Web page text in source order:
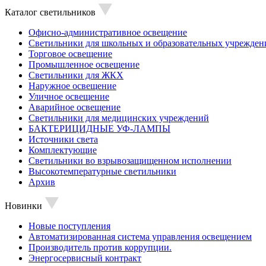
Каталог светильников
Офисно-административное освещение
Светильники для школьных и образовательных
Торговое освещение
Промышленное освещение
Светильники для ЖКХ
Наружное освещение
Уличное освещение
Аварийное освещение
Светильники для медицинских учреждений
БАКТЕРИЦИДНЫЕ УФ-ЛАМПЫ
Источники света
Комплектующие
Светильники во взрывозащищенном исполнении
Высокотемпературные светильники
Архив
Новинки
Новые поступления
Автоматизированная система управления освещением
Производитель против коррупции.
Энергосервисный контракт